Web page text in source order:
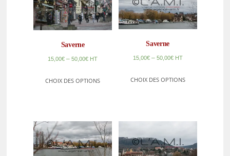
Saverne
15,00€ –50,00€ HT
CHOIX DES OPTIONS
Saverne
15,00€– 50,00€ HT
CHOIX DES OPTIONS